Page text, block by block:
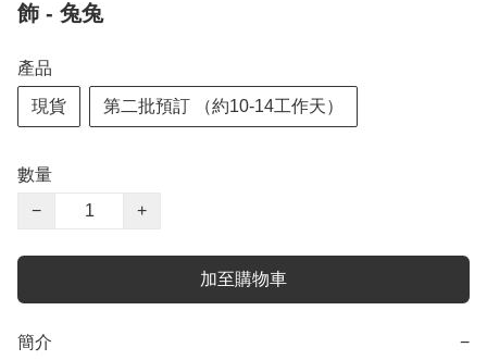
飾 - 兔兔
產品
現貨 第二批預訂 （約10-14工作天）
數量
−
+
加至購物車
簡介 −